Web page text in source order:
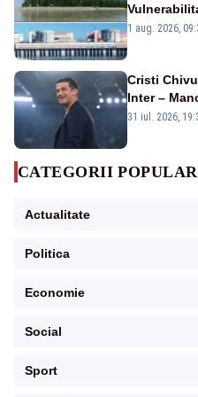
în pericol
1 aug. 2026,
Cristi
Inter –
mai
31 iul. 2026,
CATEGORII
Actualitate
Politica
Economie
Social
Sport